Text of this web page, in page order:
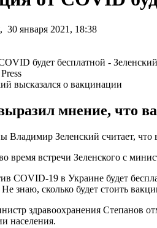
30 января 2021, 18:38
высказался о вакцинации
мнение, что
Владимир Зеленский считает,
время встречи Зеленского с
COVID-19 в Украине будет
Не знаю, сколько будет стоить
здравоохранения Степанов
населения.